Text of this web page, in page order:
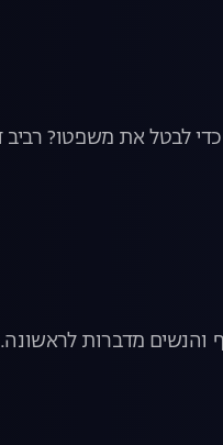
לבטל את משפטו? רביב
והנשים מדברות